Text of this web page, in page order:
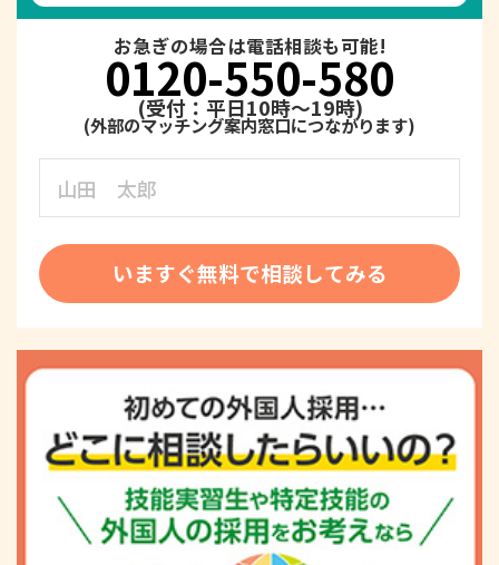
お急ぎの場合は電話相談も可能!
0120-550-580
(受付：平日10時～19時)
いますぐ無料で相談してみる